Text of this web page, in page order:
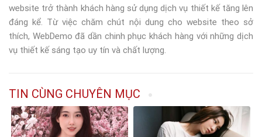
website trở thành khách hàng sử dụng dịch vụ thiết kế tăng lên
đáng kể. Từ việc chăm chút nội dung cho website theo sở
thích, WebDemo đã dần chinh phục khách hàng với những dịch
vụ thiết kế sáng tạo uy tín và chất lượng.
TIN CÙNG CHUYÊN MỤC